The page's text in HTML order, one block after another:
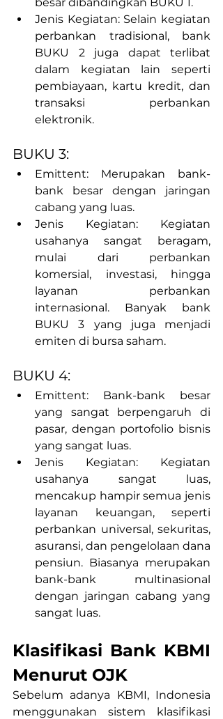
Jenis Kegiatan: Selain kegiatan
perbankan tradisional, bank
BUKU 2 juga dapat terlibat
dalam kegiatan lain seperti
pembiayaan, kartu kredit, dan
transaksi perbankan
elektronik.
BUKU 3:
Emittent: Merupakan bank-
bank besar dengan jaringan
cabang yang luas.
Jenis Kegiatan: Kegiatan
usahanya sangat beragam,
mulai dari perbankan
komersial, investasi, hingga
layanan perbankan
internasional. Banyak bank
BUKU 3 yang juga menjadi
emiten di bursa saham.
BUKU 4:
Emittent: Bank-bank besar
yang sangat berpengaruh di
pasar, dengan portofolio bisnis
yang sangat luas.
Jenis Kegiatan: Kegiatan
usahanya sangat luas,
mencakup hampir semua jenis
layanan keuangan, seperti
perbankan universal, sekuritas,
asuransi, dan pengelolaan dana
pensiun. Biasanya merupakan
bank-bank multinasional
dengan jaringan cabang yang
sangat luas.
Klasifikasi Bank KBMI
Menurut OJK
Sebelum adanya KBMI, Indonesia
menggunakan sistem klasifikasi